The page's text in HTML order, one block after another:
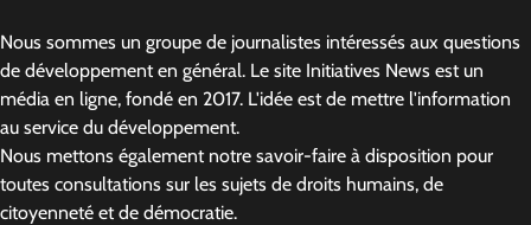
Nous sommes un groupe de journalistes intéressés aux questions
de développement en général. Le site Initiatives News est un
média en ligne, fondé en 2017. L'idée est de mettre l'information
au service du développement.
Nous mettons également notre savoir-faire à disposition pour
toutes consultations sur les sujets de droits humains, de
citoyenneté et de démocratie.